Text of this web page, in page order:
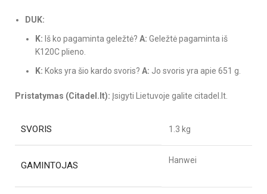
DUK:
K: Iš ko pagaminta geležtė? A: Geležtė pagaminta iš
K120C plieno.
K: Koks yra šio kardo svoris? A: Jo svoris yra apie 651 g.
Pristatymas (Citadel.lt): Įsigyti Lietuvoje galite citadel.lt.
SVORIS 1.3 kg
GAMINTOJAS Hanwei